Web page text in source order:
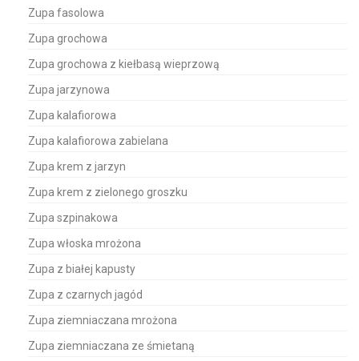
Zupa fasolowa
Zupa grochowa
Zupa grochowa z kiełbasą wieprzową
Zupa jarzynowa
Zupa kalafiorowa
Zupa kalafiorowa zabielana
Zupa krem z jarzyn
Zupa krem z zielonego groszku
Zupa szpinakowa
Zupa włoska mrożona
Zupa z białej kapusty
Zupa z czarnych jagód
Zupa ziemniaczana mrożona
Zupa ziemniaczana ze śmietaną